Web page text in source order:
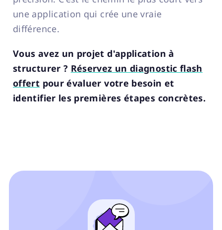
une application qui crée une vraie
différence.
Vous avez un projet d'application à
structurer ? Réservez un diagnostic flash
offert pour évaluer votre besoin et
identifier les premières étapes concrètes.